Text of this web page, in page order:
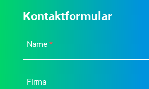
Kontaktformular
Name *
Firma